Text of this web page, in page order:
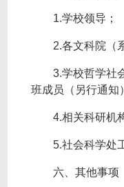
1.学校领导；
2.各文科院（
3.学校哲学社
班成员（另行通知
4.相关科研机
5.社会科学处
六、其他事项